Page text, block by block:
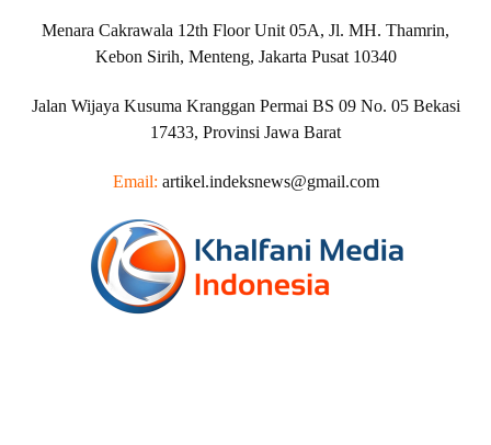
Menara Cakrawala 12th Floor Unit 05A, Jl. MH. Thamrin,
Kebon Sirih, Menteng, Jakarta Pusat 10340
Jalan Wijaya Kusuma Kranggan Permai BS 09 No. 05 Bekasi
17433, Provinsi Jawa Barat
Email: artikel.indeksnews@gmail.com